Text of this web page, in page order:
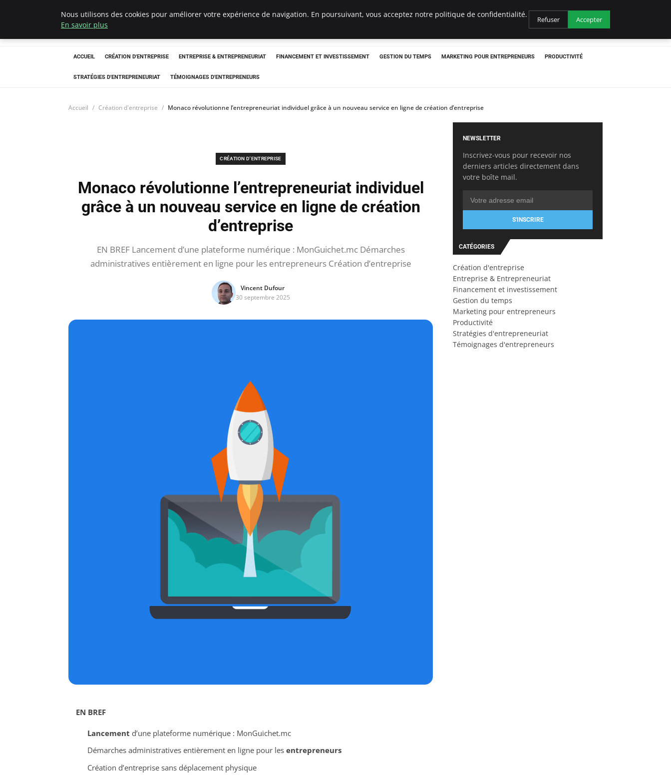
LECFCM
ACCUEIL CRÉATION D'ENTREPRISE ENTREPRISE & ENTREPRENEURIAT FINANCEMENT ET INVESTISSEMENT GESTION DU TEMPS MARKETING POUR ENTREPRENEURS PRODUCTIVITÉ
STRATÉGIES D'ENTREPRENEURIAT TÉMOIGNAGES D'ENTREPRENEURS
Accueil Création d'entreprise Monaco révolutionne l’entrepreneuriat individuel grâce à un nouveau service en ligne de création d’entreprise
CRÉATION D'ENTREPRISE
Monaco révolutionne l’entrepreneuriat individuel
grâce à un nouveau service en ligne de création
d’entreprise
EN BREF Lancement d’une plateforme numérique : MonGuichet.mc Démarches
administratives entièrement en ligne pour les entrepreneurs Création d’entreprise
Vincent Dufour
30 septembre 2025
EN BREF
Lancement d’une plateforme numérique : MonGuichet.mc
Démarches administratives entièrement en ligne pour les entrepreneurs
Création d’entreprise sans déplacement physique
NEWSLETTER
Inscrivez-vous pour recevoir nos
derniers articles directement dans
votre boîte mail.
S'INSCRIRE
CATÉGORIES
Création d'entreprise
Entreprise & Entrepreneuriat
Financement et investissement
Gestion du temps
Marketing pour entrepreneurs
Productivité
Stratégies d'entrepreneuriat
Témoignages d'entrepreneurs
Nous utilisons des cookies pour améliorer votre expérience de navigation. En poursuivant, vous acceptez notre politique de confidentialité.
En savoir plus
Refuser Accepter